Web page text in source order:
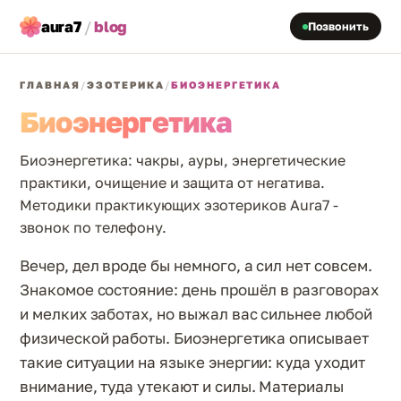
aura7 /blog Позвонить
ГЛАВНАЯ /ЭЗОТЕРИКА /БИОЭНЕРГЕТИКА
Биоэнергетика
Биоэнергетика: чакры, ауры, энергетические
практики, очищение и защита от негатива.
Методики практикующих эзотериков Aura7 -
звонок по телефону.
Вечер, дел вроде бы немного, а сил нет совсем.
Знакомое состояние: день прошёл в разговорах
и мелких заботах, но выжал вас сильнее любой
физической работы. Биоэнергетика описывает
такие ситуации на языке энергии: куда уходит
внимание, туда утекают и силы. Материалы